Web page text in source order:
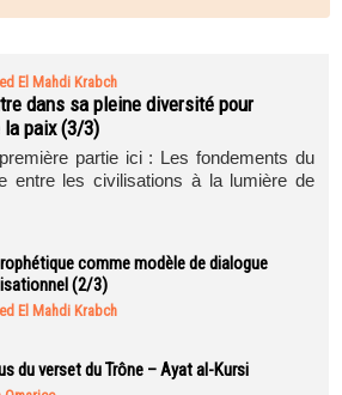
El Mahdi Krabch
dans sa pleine diversité pour
paix (3/3)
partie ici : Les fondements du
entre les civilisations à la lumière de
comme modèle de dialogue
(2/3)
El Mahdi Krabch
du verset du Trône – Ayat al-Kursi